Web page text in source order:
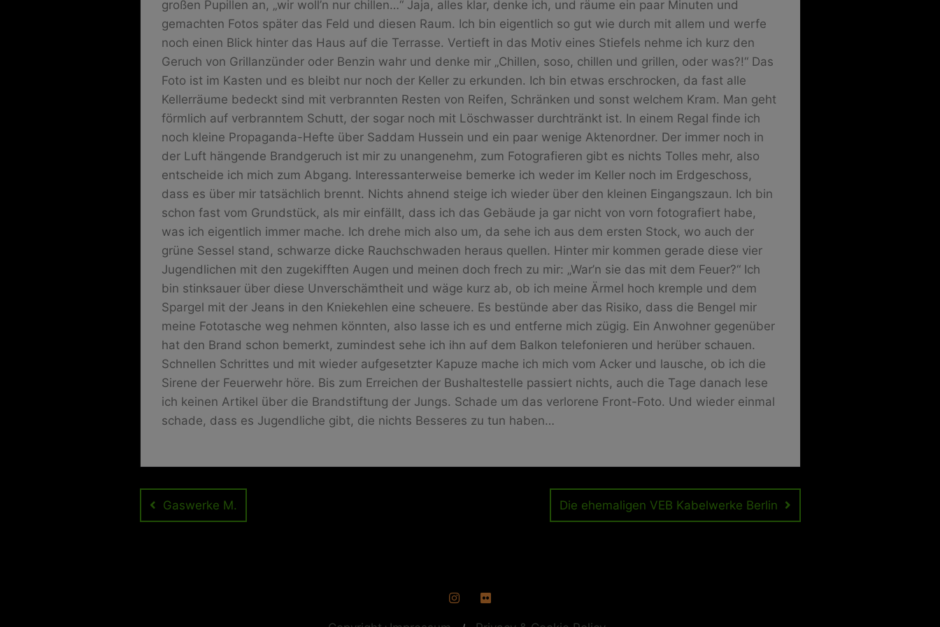
großen Pupillen an, „wir woll’n nur chillen…“ Jaja, alles klar, denke ich, und räume ein paar Minuten und
gemachten Fotos später das Feld und diesen Raum. Ich bin eigentlich so gut wie durch mit allem und werfe
noch einen Blick hinter das Haus auf die Terrasse. Vertieft in das Motiv eines Stiefels nehme ich kurz den
Geruch von Grillanzünder oder Benzin wahr und denke mir „Chillen, soso, chillen und grillen, oder was?!“ Das
Foto ist im Kasten und es bleibt nur noch der Keller zu erkunden. Ich bin etwas erschrocken, da fast alle
Kellerräume bedeckt sind mit verbrannten Resten von Reifen, Schränken und sonst welchem Kram. Man geht
förmlich auf verbranntem Schutt, der sogar noch mit Löschwasser durchtränkt ist. In einem Regal finde ich
noch kleine Propaganda-Hefte über Saddam Hussein und ein paar wenige Aktenordner. Der immer noch in
der Luft hängende Brandgeruch ist mir zu unangenehm, zum Fotografieren gibt es nichts Tolles mehr, also
entscheide ich mich zum Abgang. Interessanterweise bemerke ich weder im Keller noch im Erdgeschoss,
dass es über mir tatsächlich brennt. Nichts ahnend steige ich wieder über den kleinen Eingangszaun. Ich bin
schon fast vom Grundstück, als mir einfällt, dass ich das Gebäude ja gar nicht von vorn fotografiert habe,
was ich eigentlich immer mache. Ich drehe mich also um, da sehe ich aus dem ersten Stock, wo auch der
grüne Sessel stand, schwarze dicke Rauchschwaden heraus quellen. Hinter mir kommen gerade diese vier
Jugendlichen mit den zugekifften Augen und meinen doch frech zu mir: „War’n sie das mit dem Feuer?“ Ich
bin stinksauer über diese Unverschämtheit und wäge kurz ab, ob ich meine Ärmel hoch kremple und dem
Spargel mit der Jeans in den Kniekehlen eine scheuere. Es bestünde aber das Risiko, dass die Bengel mir
meine Fototasche weg nehmen könnten, also lasse ich es und entferne mich zügig. Ein Anwohner gegenüber
hat den Brand schon bemerkt, zumindest sehe ich ihn auf dem Balkon telefonieren und herüber schauen.
Schnellen Schrittes und mit wieder aufgesetzter Kapuze mache ich mich vom Acker und lausche, ob ich die
Sirene der Feuerwehr höre. Bis zum Erreichen der Bushaltestelle passiert nichts, auch die Tage danach lese
ich keinen Artikel über die Brandstiftung der Jungs. Schade um das verlorene Front-Foto. Und wieder einmal
schade, dass es Jugendliche gibt, die nichts Besseres zu tun haben…
Beitragsnavigation
Gaswerke M. Die ehemaligen VEB Kabelwerke Berlin